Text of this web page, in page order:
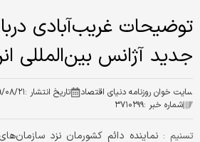
توضیحات غریب‌آبادی
جدید آژانس بین‌المللی
سایت خوان روزنامه دنیای اقتصاد تاریخ انتشار :۱۳۹۹/۰۸/
شماره خبر :۳۷۱۰۲۹۹
تسنیم : نماینده دائم کشورمان نزد